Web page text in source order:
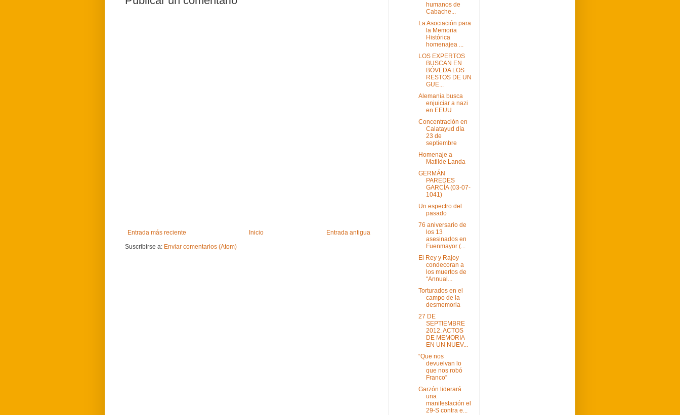
Entrada más reciente Entrada antigua
Inicio
Suscribirse a: Enviar comentarios (Atom)
humanos de
Cabache...
La Asociación para
la Memoria
Histórica
homenajea ...
LOS EXPERTOS
BUSCAN EN
BÓVEDA LOS
RESTOS DE UN
GUE...
Alemania busca
enjuiciar a nazi
en EEUU
Concentración en
Calatayud día
23 de
septiembre
Homenaje a
Matilde Landa
GERMÁN
PAREDES
GARCÍA (03-07-
1041)
Un espectro del
pasado
76 aniversario de
los 13
asesinados en
Fuenmayor (...
El Rey y Rajoy
condecoran a
los muertos de
“Annual...
Torturados en el
campo de la
desmemoria
27 DE
SEPTIEMBRE
2012. ACTOS
DE MEMORIA
EN UN NUEV...
“Que nos
devuelvan lo
que nos robó
Franco”
Garzón liderará
una
manifestación el
29-S contra e...